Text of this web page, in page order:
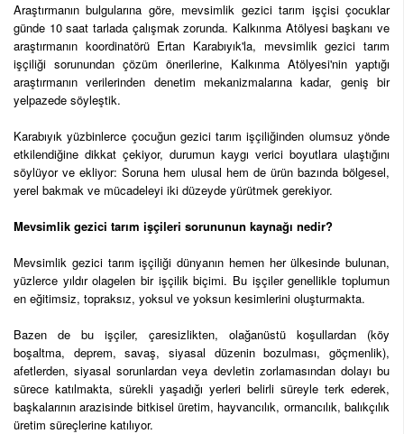
Araştırmanın bulgularına göre, mevsimlik gezici tarım işçisi çocuklar
günde 10 saat tarlada çalışmak zorunda. Kalkınma Atölyesi başkanı ve
araştırmanın koordinatörü Ertan Karabıyık'la, mevsimlik gezici tarım
işçiliği sorunundan çözüm önerilerine, Kalkınma Atölyesi'nin yaptığı
araştırmanın verilerinden denetim mekanizmalarına kadar, geniş bir
yelpazede söyleştik.
Karabıyık yüzbinlerce çocuğun gezici tarım işçiliğinden olumsuz yönde
etkilendiğine dikkat çekiyor, durumun kaygı verici boyutlara ulaştığını
söylüyor ve ekliyor: Soruna hem ulusal hem de ürün bazında bölgesel,
yerel bakmak ve mücadeleyi iki düzeyde yürütmek gerekiyor.
Mevsimlik gezici tarım işçileri sorununun kaynağı nedir?
Mevsimlik gezici tarım işçiliği dünyanın hemen her ülkesinde bulunan,
yüzlerce yıldır olagelen bir işçilik biçimi. Bu işçiler genellikle toplumun
en eğitimsiz, topraksız, yoksul ve yoksun kesimlerini oluşturmakta.
Bazen de bu işçiler, çaresizlikten, olağanüstü koşullardan (köy
boşaltma, deprem, savaş, siyasal düzenin bozulması, göçmenlik),
afetlerden, siyasal sorunlardan veya devletin zorlamasından dolayı bu
sürece katılmakta, sürekli yaşadığı yerleri belirli süreyle terk ederek,
başkalarının arazisinde bitkisel üretim, hayvancılık, ormancılık, balıkçılık
üretim süreçlerine katılıyor.